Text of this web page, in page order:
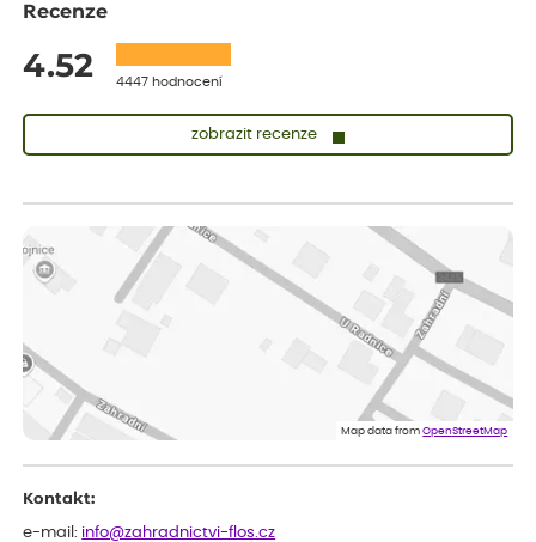
Recenze
4.52 4447 hodnocení
zobrazit recenze
vše v naprostém pořádku
ověřený nákup dnes
Jana
Flos je nejlepší &#129321;
Map data fromOpenStreetMap
Kontakt:
e-mail: info@zahradnictvi-flos.cz